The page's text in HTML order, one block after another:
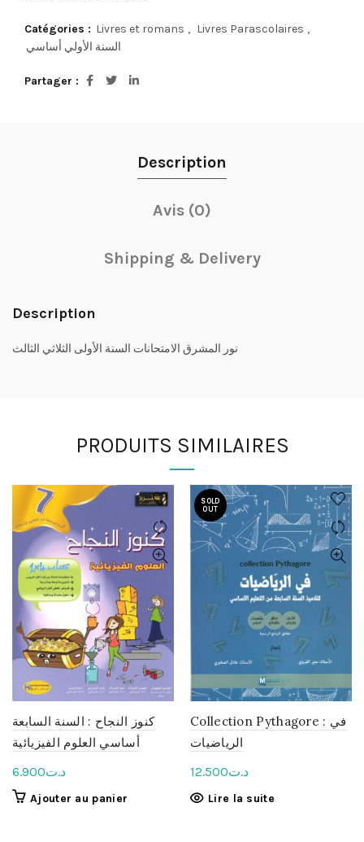
Catégories : Livres et romans , Livres Parascolaires ,
السنة الأولي أساسي
Partager
Description
Avis (0)
Shipping & Delivery
Description
نور المشرق الامتحانات السنة الأولى الثلاثي الثالث
PRODUITS SIMILAIRES
كنوز النجاح : السنة السابعة
أساسي العلوم الفيزيائية
د.ت6.900
Ajouter au panier
SOLD
OUT
Collection Pythagore : في
الرياضيات
د.ت12.500
Lire la suite